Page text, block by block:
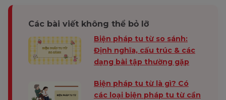
Các bài viết không thể bỏ lỡ
Biện pháp tu từ so sánh:
Định nghĩa, cấu trúc & các
dạng bài tập thường gặp
Biện pháp tu từ là gì? Có
các loại biện pháp tu từ cần